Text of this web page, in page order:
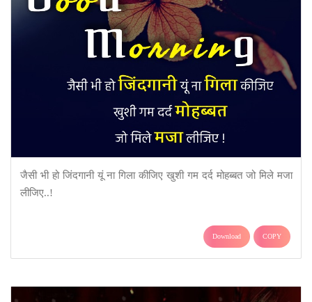
जैसी भी हो जिंदगानी यूं ना गिला कीजिए खुशी गम दर्द मोहब्बत जो मिले मजा
लीजिए..!
Download COPY